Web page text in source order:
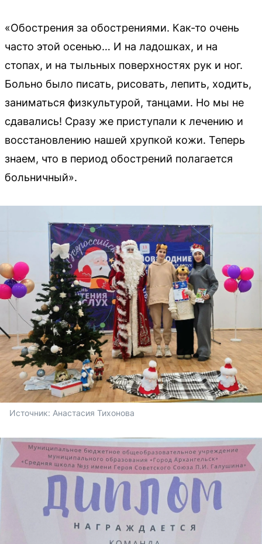
«Обострения за обострениями. Как-то очень
часто этой осенью… И на ладошках, и на
стопах, и на тыльных поверхностях рук и ног.
Больно было писать, рисовать, лепить, ходить,
заниматься физкультурой, танцами. Но мы не
сдавались! Сразу же приступали к лечению и
восстановлению нашей хрупкой кожи. Теперь
знаем, что в период обострений полагается
больничный».
Источник: Анастасия Тихонова